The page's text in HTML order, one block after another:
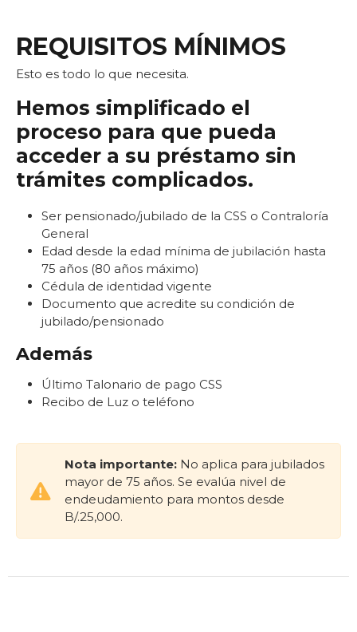
REQUISITOS MÍNIMOS
Esto es todo lo que necesita.
Hemos simplificado el
proceso para que pueda
acceder a su préstamo sin
trámites complicados.
Ser pensionado/jubilado de la CSS o Contraloría
General
Edad desde la edad mínima de jubilación hasta
75 años (80 años máximo)
Cédula de identidad vigente
Documento que acredite su condición de
jubilado/pensionado
Además
Último Talonario de pago CSS
Recibo de Luz o teléfono
Nota importante: No aplica para jubilados
mayor de 75 años. Se evalúa nivel de
endeudamiento para montos desde
B/.25,000.